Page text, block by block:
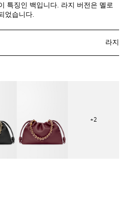
특징인 백입니다. 라지 버전은 멜로
었습니다.
라지
+2